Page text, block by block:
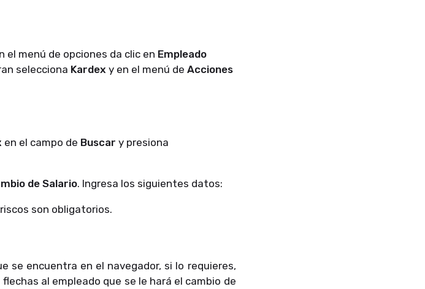
el menú de opciones da clic en Empleado
selecciona Kardex y en el menú de Acciones
en el campo de Buscar y presiona
de Salario. Ingresa los siguientes datos:
son obligatorios.
se encuentra en el navegador, si lo requieres,
al empleado que se le hará el cambio de